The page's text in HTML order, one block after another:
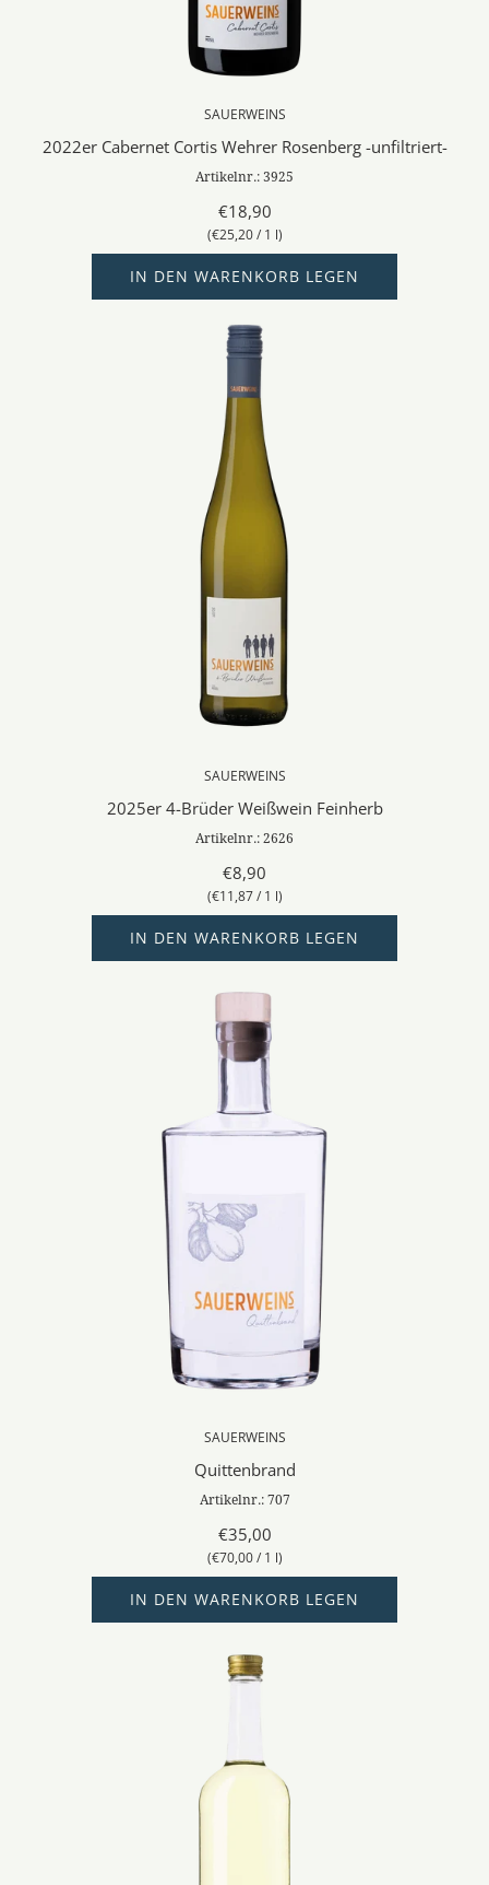
SAUERWEINS
2022er Cabernet Cortis Wehrer Rosenberg -unfiltriert-
Artikelnr.: 3925
€18,90
(€25,20 / 1 l)
IN DEN WARENKORB LEGEN
SAUERWEINS
2025er 4-Brüder Weißwein Feinherb
Artikelnr.: 2626
€8,90
(€11,87 / 1 l)
IN DEN WARENKORB LEGEN
SAUERWEINS
Quittenbrand
Artikelnr.: 707
€35,00
(€70,00 / 1 l)
IN DEN WARENKORB LEGEN